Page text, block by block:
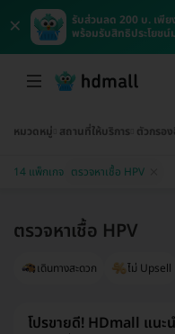
×
รับส่วนลด 200 บ. เพี
พร้อมรับสิทธิประโยชน์
หมวดหมู่ สถานที่ให้บริการ ตัวกรอ
14 แพ็กเกจ ตรวจหาเชื้อ HPV
เดินทางสะดวก ไม่ Upsell
ตรวจหาเชื้อ HPV
โปรขายดี! HDmall แนะ